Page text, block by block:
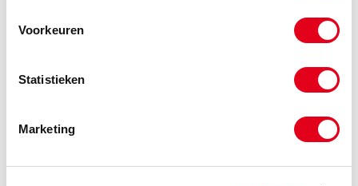
Voorkeuren
Statistieken
Marketing